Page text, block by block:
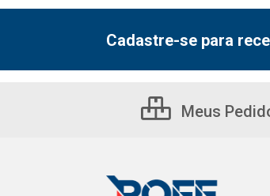
Cadastre-se para
Meus